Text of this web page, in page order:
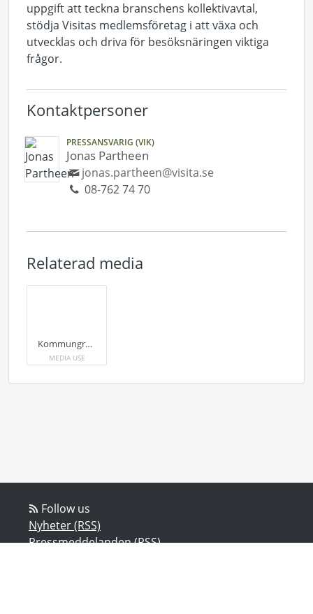
uppgift att teckna branschens kollektivavtal,
stödja Visitas medlemsföretag i att växa och
utvecklas och driva för besöksnäringen viktiga
frågor.
Kontaktpersoner
PRESSANSVARIG (VIK)
Jonas Partheen
jonas.partheen@visita.se
08-762 74 70
Relaterad media
Kommungranskning NNR - 2026
MEDIA USE
Follow us
Nyheter (RSS)
Pressmeddelanden (RSS)